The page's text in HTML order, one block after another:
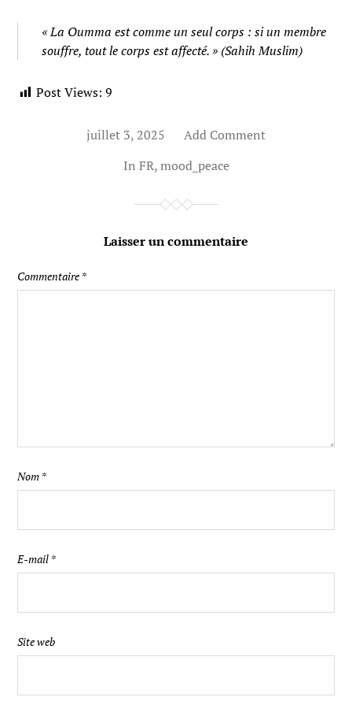
« La Oumma est comme un seul corps : si un membre
souffre, tout le corps est affecté. » (Sahih Muslim)
Post Views: 9
juillet 3, 2025
Add Comment
In FR,mood_peace
Laisser un commentaire
Commentaire *
Nom *
E-mail *
Site web